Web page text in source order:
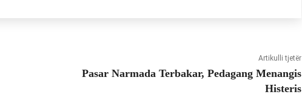
Artikulli tjetër
Pasar Narmada Terbakar, Pedagang Menangis
Histeris